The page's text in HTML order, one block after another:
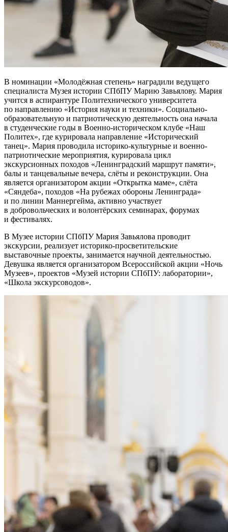
В номинации «Молодёжная степень» наградили ведущего
специалиста Музея истории СПбПУ Марию Завьялову. Мария
учится в аспирантуре Политехнического университета
по направлению «История науки и техники». Социально-
образовательную и патриотическую деятельность она начала
в студенческие годы в Военно-историческом клубе «Наш
Политех», где курировала направление «Исторический
танец». Мария проводила историко-культурные и военно-
патриотические мероприятия, курировала цикл
экскурсионных походов «Ленинградский маршрут памяти»,
балы и танцевальные вечера, слёты и реконструкции. Она
является организатором акции «Открытка маме», слёта
«Сяндеба», походов «На рубежах обороны Ленинграда»
и по линии Маннергейма, активно участвует
в добровольческих и волонтёрских семинарах, форумах
и фестивалях.
В Музее истории СПбПУ Мария Завьялова проводит
экскурсии, реализует историко-просветительские
выставочные проекты, занимается научной деятельностью.
Девушка является организатором Всероссийской акции «Ночь
Музеев», проектов «Музей истории СПбПУ: лаборатории»,
«Школа экскурсоводов».